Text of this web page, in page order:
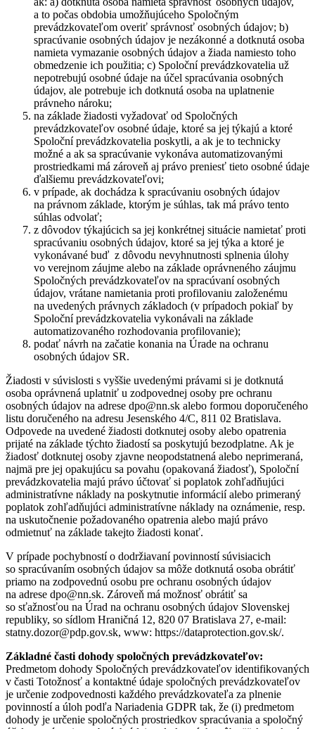
a to počas obdobia umožňujúceho Spoločným
prevádzkovateľom overiť správnosť osobných údajov; b)
spracúvanie osobných údajov je nezákonné a dotknutá osoba
namieta vymazanie osobných údajov a žiada namiesto toho
obmedzenie ich použitia; c) Spoloční prevádzkovatelia už
nepotrebujú osobné údaje na účel spracúvania osobných
údajov, ale potrebuje ich dotknutá osoba na uplatnenie
právneho nároku;
na základe žiadosti vyžadovať od Spoločných
prevádzkovateľov osobné údaje, ktoré sa jej týkajú a ktoré
Spoloční prevádzkovatelia poskytli, a ak je to technicky
možné a ak sa spracúvanie vykonáva automatizovanými
prostriedkami má zároveň aj právo preniesť tieto osobné údaje
ďalšiemu prevádzkovateľovi;
v prípade, ak dochádza k spracúvaniu osobných údajov
na právnom základe, ktorým je súhlas, tak má právo tento
súhlas odvolať;
z dôvodov týkajúcich sa jej konkrétnej situácie namietať proti
spracúvaniu osobných údajov, ktoré sa jej týka a ktoré je
vykonávané buď z dôvodu nevyhnutnosti splnenia úlohy
vo verejnom záujme alebo na základe oprávneného záujmu
Spoločných prevádzkovateľov na spracúvaní osobných
údajov, vrátane namietania proti profilovaniu založenému
na uvedených právnych základoch (v prípadoch pokiaľ by
Spoloční prevádzkovatelia vykonávali na základe
automatizovaného rozhodovania profilovanie);
podať návrh na začatie konania na Úrade na ochranu
osobných údajov SR.
Žiadosti v súvislosti s vyššie uvedenými právami si je dotknutá
osoba oprávnená uplatniť u zodpovednej osoby pre ochranu
osobných údajov na adrese dpo@nn.sk alebo formou doporučeného
listu doručeného na adresu Jesenského 4/C, 811 02 Bratislava.
Odpovede na uvedené žiadosti dotknutej osoby alebo opatrenia
prijaté na základe týchto žiadostí sa poskytujú bezodplatne. Ak je
žiadosť dotknutej osoby zjavne neopodstatnená alebo neprimeraná,
najmä pre jej opakujúcu sa povahu (opakovaná žiadosť), Spoloční
prevádzkovatelia majú právo účtovať si poplatok zohľadňujúci
administratívne náklady na poskytnutie informácií alebo primeraný
poplatok zohľadňujúci administratívne náklady na oznámenie, resp.
na uskutočnenie požadovaného opatrenia alebo majú právo
odmietnuť na základe takejto žiadosti konať.
V prípade pochybností o dodržiavaní povinností súvisiacich
so spracúvaním osobných údajov sa môže dotknutá osoba obrátiť
priamo na zodpovednú osobu pre ochranu osobných údajov
na adrese dpo@nn.sk. Zároveň má možnosť obrátiť sa
so sťažnosťou na Úrad na ochranu osobných údajov Slovenskej
republiky, so sídlom Hraničná 12, 820 07 Bratislava 27, e-mail:
statny.dozor@pdp.gov.sk, www: https://dataprotection.gov.sk/.
Základné časti dohody spoločných prevádzkovateľov:
Predmetom dohody Spoločných prevádzkovateľov identifikovaných
v časti Totožnosť a kontaktné údaje spoločných prevádzkovateľov
je určenie zodpovednosti každého prevádzkovateľa za plnenie
povinností a úloh podľa Nariadenia GDPR tak, že (i) predmetom
dohody je určenie spoločných prostriedkov spracúvania a spoločný